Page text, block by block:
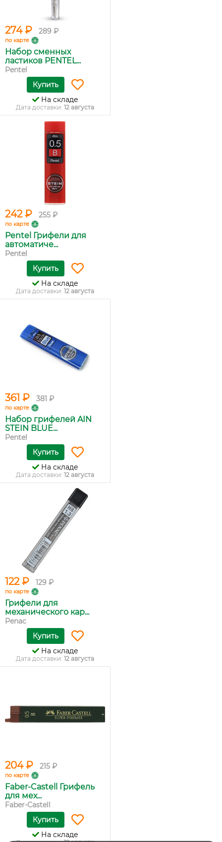
274 ₽ 289 ₽
по карте
Набор сменных
ластиков PENTEL...
Pentel
Купить
На складе
Дата доставки: 12 августа
242 ₽ 255 ₽
по карте
Pentel Грифели для
автоматиче...
Pentel
Купить
На складе
Дата доставки: 12 августа
361 ₽ 381 ₽
по карте
Набор грифелей AIN
STEIN BLUE...
Pentel
Купить
На складе
Дата доставки: 12 августа
122 ₽ 129 ₽
по карте
Грифели для
механического кар...
Penac
Купить
На складе
Дата доставки: 12 августа
204 ₽ 215 ₽
по карте
Faber-Castell Грифель
для мех...
Faber-Castell
Купить
На складе